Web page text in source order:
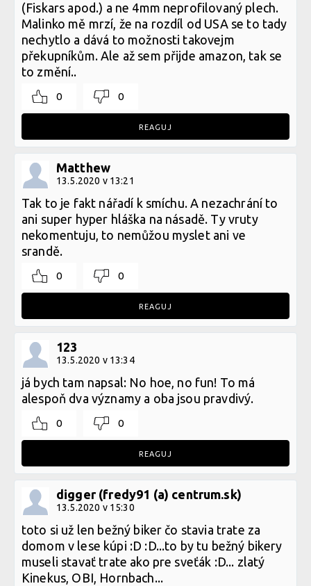
(Fiskars apod.) a ne 4mm neprofilovaný plech.
Malinko mě mrzí, že na rozdíl od USA se to tady
nechytlo a dává to možnosti takovejm
překupníkům. Ale až sem přijde amazon, tak se
to změní..
0 0
REAGUJ
Matthew
13.5.2020 v 13:21
Tak to je fakt nářadí k smíchu. A nezachrání to
ani super hyper hláška na násadě. Ty vruty
nekomentuju, to nemůžou myslet ani ve
srandě.
0 0
REAGUJ
123
13.5.2020 v 13:34
já bych tam napsal: No hoe, no fun! To má
alespoň dva významy a oba jsou pravdivý.
0 0
REAGUJ
digger (fredy91 (a) centrum.sk)
13.5.2020 v 15:30
toto si už len bežný biker čo stavia trate za
domom v lese kúpi :D :D...to by tu bežný bikery
museli stavať trate ako pre sveťák :D... zlatý
Kinekus, OBI, Hornbach...